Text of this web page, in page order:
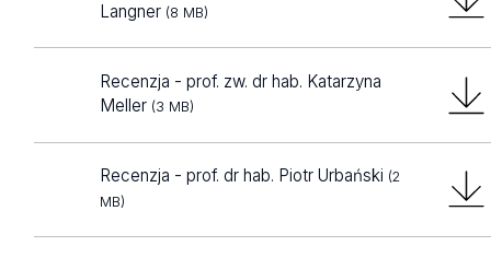
Langner (8 MB)
Recenzja - prof. zw. dr hab. Katarzyna
Meller (3 MB)
Recenzja - prof. dr hab. Piotr Urbański (2
MB)